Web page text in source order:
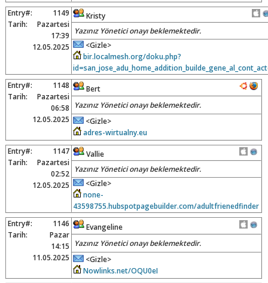
Entry#:
1149
Tarih:
Pazartesi
17:39
12.05.2025
Kristy
Yazınız Yönetici onayı beklemektedir.
<Gizle>
bir.localmesh.org/doku.php?
Entry#:
1148
Tarih:
Pazartesi
06:58
12.05.2025
Bert
Yazınız Yönetici onayı beklemektedir.
<Gizle>
adres-wirtualny.eu
Entry#:
1147
Tarih:
Pazartesi
02:52
12.05.2025
Vallie
Yazınız Yönetici onayı beklemektedir.
<Gizle>
none-
43598755.hubspotpagebuilder.com/adultfrienedfinder
Entry#:
1146
Tarih:
Pazar
14:15
11.05.2025
Evangeline
Yazınız Yönetici onayı beklemektedir.
<Gizle>
Nowlinks.net/OQU0eI